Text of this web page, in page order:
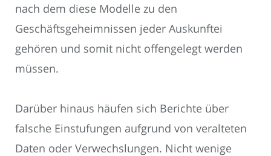
nach dem diese Modelle zu den
Geschäftsgeheimnissen jeder Auskunftei
gehören und somit nicht offengelegt werden
müssen.
Darüber hinaus häufen sich Berichte über
falsche Einstufungen aufgrund von veralteten
Daten oder Verwechslungen. Nicht wenige